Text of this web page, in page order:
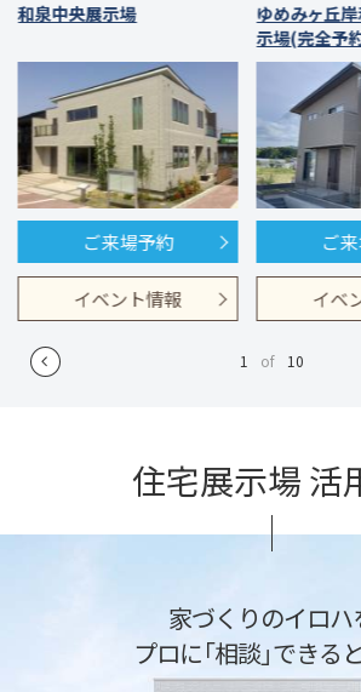
和泉中央展示場
ご来場予約
イベント情報
ゆめみヶ丘
示場(完全予
ご
イベ
1 of 10
住宅展示場 活
家づくりのイロハ
プロに「相談」できる